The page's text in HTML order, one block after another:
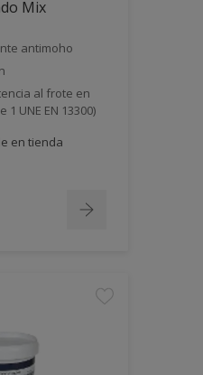
Mix
antimoho
al frote en
1 UNE EN 13300)
en tienda